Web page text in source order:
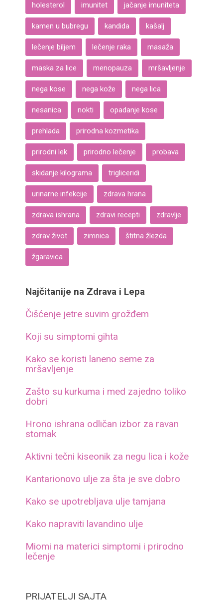
holesterol imunitet jačanje imuniteta
kamen u bubregu kandida kašalj
lečenje biljem lečenje raka masaža
maska za lice menopauza mršavljenje
nega kose nega kože nega lica
nesanica nokti opadanje kose
prehlada prirodna kozmetika
prirodni lek prirodno lečenje probava
skidanje kilograma trigliceridi
urinarne infekcije zdrava hrana
zdrava ishrana zdravi recepti zdravlje
zdrav život zimnica štitna žlezda
žgaravica
Najčitanije na Zdrava i Lepa
Čišćenje jetre suvim grožđem
Koji su simptomi gihta
Kako se koristi laneno seme za
mršavljenje
Zašto su kurkuma i med zajedno toliko
dobri
Hrono ishrana odličan izbor za ravan
stomak
Aktivni tečni kiseonik za negu lica i kože
Kantarionovo ulje za šta je sve dobro
Kako se upotrebljava ulje tamjana
Kako napraviti lavandino ulje
Miomi na materici simptomi i prirodno
lečenje
PRIJATELJI SAJTA